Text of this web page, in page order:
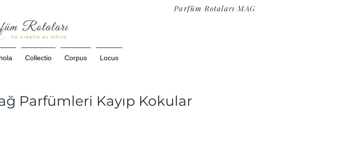
Parfüm Rotaları MAG
Collectio Corpus Locus
Parfümleri Kayıp Kokular